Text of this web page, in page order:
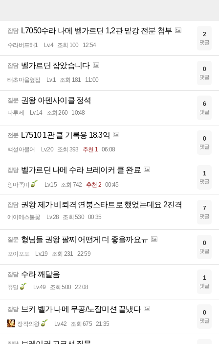
잡담 L7050수라 나메 벨가르딘 1,2관 밑강 전분 첨부
수라버프해1 Lv.4 조회 100 12:54
2
댓글
잡담 벨가르딘 잡았습니다
태초마을옆집 Lv.1 조회 181 11:00
0
댓글
질문 권왕 아덴사이클 정석
나루세 Lv.14 조회 260 10:48
6
댓글
전분 L7510 1관 클 기록용 18.3억
백설아물어 Lv.20 조회 393 추천 1 06:08
0
댓글
잡담 벨가르딘 나메 수라 브레이커 클 완료
앙마족띠 Lv.15 조회 742 추천 2 00:45
1
댓글
잡담 권왕 제가 비뢰격 연붕스타트로 했었는데요 2진격
에이메스불꽃 Lv.28 조회 530 00:35
7
댓글
질문 형님들 권왕 팔찌 어떤게 더 좋을까요ㅠ
포이포포 Lv.19 조회 231 22:59
0
댓글
잡담 수라 깨달음
퓨딜 Lv.49 조회 500 22:08
1
댓글
잡담 브커 벨가 나메 무공/노잡미션 끝냈다
장작의왕 Lv.42 조회 675 21:35
0
댓글